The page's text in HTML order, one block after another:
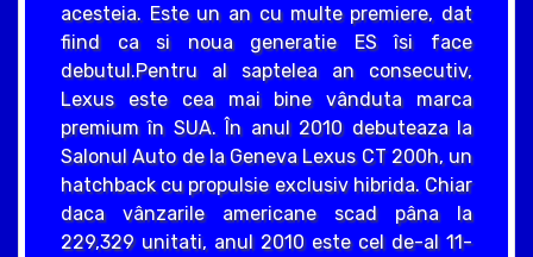
acesteia. Este un an cu multe premiere, dat
fiind ca si noua generatie ES îsi face
debutul.Pentru al saptelea an consecutiv,
Lexus este cea mai bine vânduta marca
premium în SUA. În anul 2010 debuteaza la
Salonul Auto de la Geneva Lexus CT 200h, un
hatchback cu propulsie exclusiv hibrida. Chiar
daca vânzarile americane scad pâna la
229,329 unitati, anul 2010 este cel de-al 11-